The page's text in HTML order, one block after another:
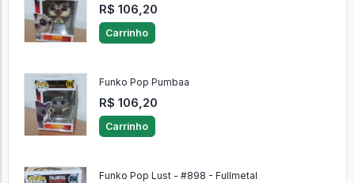
R$ 106,20
Carrinho
Funko Pop Pumbaa
R$ 106,20
Carrinho
Funko Pop Lust - #898 - Fullmetal